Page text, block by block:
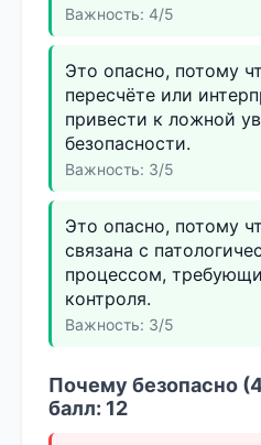
Важность: 4/5
Это опасно, потому
пересчёте или
привести к ложной
безопасности.
Важность: 3/5
Это опасно, потому
связана с
процессом,
контроля.
Важность: 3/5
Почему безопасно
балл: 12